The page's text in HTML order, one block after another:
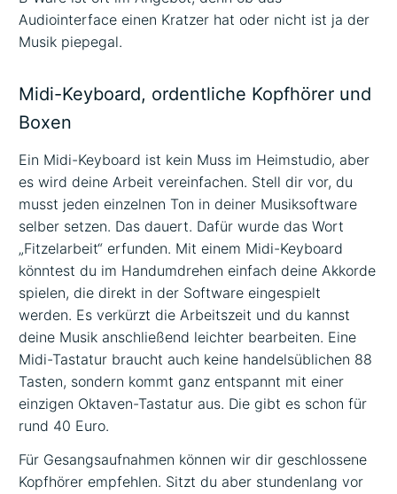
Audiointerface einen Kratzer hat oder nicht ist ja der
Musik piepegal.
Midi-Keyboard, ordentliche Kopfhörer und
Boxen
Ein Midi-Keyboard ist kein Muss im Heimstudio, aber
es wird deine Arbeit vereinfachen. Stell dir vor, du
musst jeden einzelnen Ton in deiner Musiksoftware
selber setzen. Das dauert. Dafür wurde das Wort
„Fitzelarbeit“ erfunden. Mit einem Midi-Keyboard
könntest du im Handumdrehen einfach deine Akkorde
spielen, die direkt in der Software eingespielt
werden. Es verkürzt die Arbeitszeit und du kannst
deine Musik anschließend leichter bearbeiten. Eine
Midi-Tastatur braucht auch keine handelsüblichen 88
Tasten, sondern kommt ganz entspannt mit einer
einzigen Oktaven-Tastatur aus. Die gibt es schon für
rund 40 Euro.
Für Gesangsaufnahmen können wir dir geschlossene
Kopfhörer empfehlen. Sitzt du aber stundenlang vor